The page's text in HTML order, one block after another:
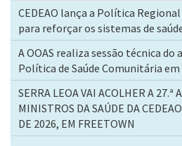
CEDEAO lança a Política
para reforçar os sistemas de
A OOAS realiza sessão técnica
Política de Saúde Comunitária
SERRA LEOA VAI ACOLHER A 27.ª
MINISTROS DA SAÚDE DA
DE 2026, EM FREETOWN